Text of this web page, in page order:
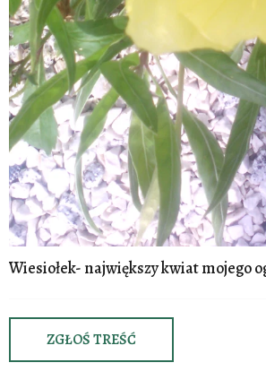
Wiesiołek- największy kwiat mojego
ZGŁOŚ TREŚĆ